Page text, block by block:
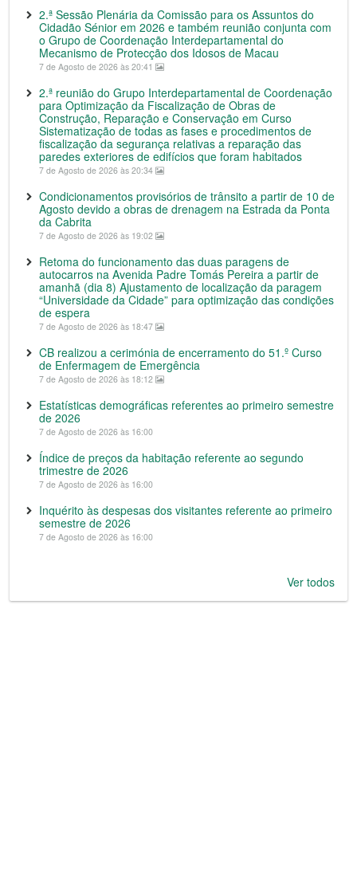
2.ª Sessão Plenária da Comissão para os Assuntos do
Cidadão Sénior em 2026 e também reunião conjunta com
o Grupo de Coordenação Interdepartamental do
Mecanismo de Protecção dos Idosos de Macau
7 de Agosto de 2026 às 20:41
2.ª reunião do Grupo Interdepartamental de Coordenação
para Optimização da Fiscalização de Obras de
Construção, Reparação e Conservação em Curso
Sistematização de todas as fases e procedimentos de
fiscalização da segurança relativas a reparação das
paredes exteriores de edifícios que foram habitados
7 de Agosto de 2026 às 20:34
Condicionamentos provisórios de trânsito a partir de 10 de
Agosto devido a obras de drenagem na Estrada da Ponta
da Cabrita
7 de Agosto de 2026 às 19:02
Retoma do funcionamento das duas paragens de
autocarros na Avenida Padre Tomás Pereira a partir de
amanhã (dia 8) Ajustamento de localização da paragem
“Universidade da Cidade” para optimização das condições
de espera
7 de Agosto de 2026 às 18:47
CB realizou a cerimónia de encerramento do 51.º Curso
de Enfermagem de Emergência
7 de Agosto de 2026 às 18:12
Estatísticas demográficas referentes ao primeiro semestre
de 2026
7 de Agosto de 2026 às 16:00
Índice de preços da habitação referente ao segundo
trimestre de 2026
7 de Agosto de 2026 às 16:00
Inquérito às despesas dos visitantes referente ao primeiro
semestre de 2026
7 de Agosto de 2026 às 16:00
Ver todos